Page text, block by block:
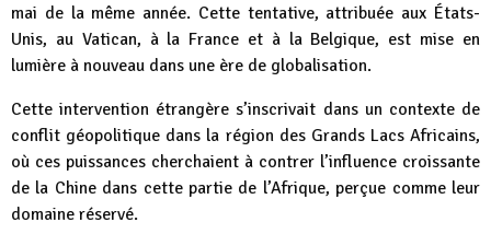
mai de la même année. Cette tentative, attribuée aux États-
Unis, au Vatican, à la France et à la Belgique, est mise en
lumière à nouveau dans une ère de globalisation.
Cette intervention étrangère s’inscrivait dans un contexte de
conflit géopolitique dans la région des Grands Lacs Africains,
où ces puissances cherchaient à contrer l’influence croissante
de la Chine dans cette partie de l’Afrique, perçue comme leur
domaine réservé.